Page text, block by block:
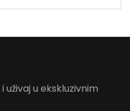
uživaj u ekskluzivnim